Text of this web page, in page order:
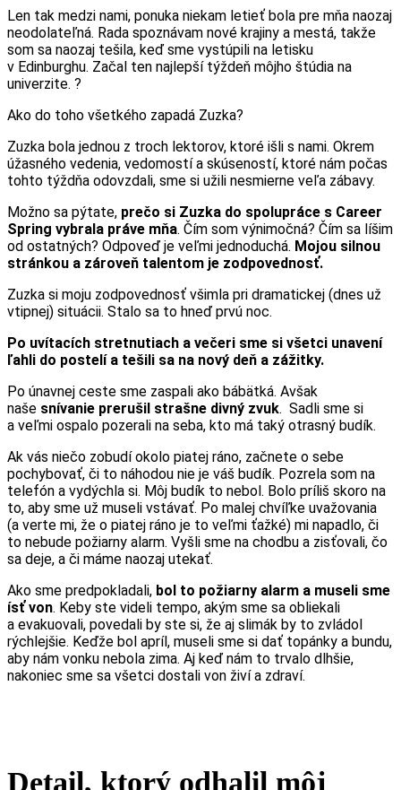
Len tak medzi nami, ponuka niekam letieť bola pre mňa naozaj
neodolateľná. Rada spoznávam nové krajiny a mestá, takže
som sa naozaj tešila, keď sme vystúpili na letisku
v Edinburghu. Začal ten najlepší týždeň môjho štúdia na
univerzite. ?
Ako do toho všetkého zapadá Zuzka?
Zuzka bola jednou z troch lektorov, ktoré išli s nami. Okrem
úžasného vedenia, vedomostí a skúseností, ktoré nám počas
tohto týždňa odovzdali, sme si užili nesmierne veľa zábavy.
Možno sa pýtate, prečo si Zuzka do spolupráce s Career
Spring vybrala práve mňa. Čím som výnimočná? Čím sa líšim
od ostatných? Odpoveď je veľmi jednoduchá. Mojou silnou
stránkou a zároveň talentom je zodpovednosť.
Zuzka si moju zodpovednosť všimla pri dramatickej (dnes už
vtipnej) situácii. Stalo sa to hneď prvú noc.
Po uvítacích stretnutiach a večeri sme si všetci unavení
ľahli do postelí a tešili sa na nový deň a zážitky.
Po únavnej ceste sme zaspali ako bábätká. Avšak
naše snívanie prerušil strašne divný zvuk. Sadli sme si
a veľmi ospalo pozerali na seba, kto má taký otrasný budík.
Ak vás niečo zobudí okolo piatej ráno, začnete o sebe
pochybovať, či to náhodou nie je váš budík. Pozrela som na
telefón a vydýchla si. Môj budík to nebol. Bolo príliš skoro na
to, aby sme už museli vstávať. Po malej chvíľke uvažovania
(a verte mi, že o piatej ráno je to veľmi ťažké) mi napadlo, či
to nebude požiarny alarm. Vyšli sme na chodbu a zisťovali, čo
sa deje, a či máme naozaj utekať.
Ako sme predpokladali, bol to požiarny alarm a museli sme
ísť von. Keby ste videli tempo, akým sme sa obliekali
a evakuovali, povedali by ste si, že aj slimák by to zvládol
rýchlejšie. Keďže bol apríl, museli sme si dať topánky a bundu,
aby nám vonku nebola zima. Aj keď nám to trvalo dlhšie,
nakoniec sme sa všetci dostali von živí a zdraví.
Detail, ktorý odhalil môj